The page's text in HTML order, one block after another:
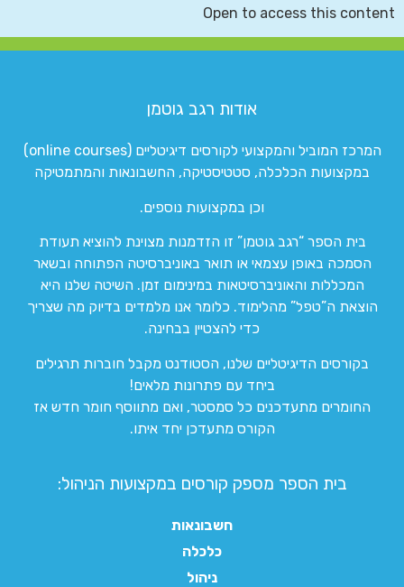
Open to access this content
אודות רגב גוטמן
המרכז המוביל והמקצועי לקורסים דיגיטליים (online courses)
במקצועות הכלכלה, סטטיסטיקה, החשבונאות והמתמטיקה
וכן במקצועות נוספים.
בית הספר “רגב גוטמן” זו הזדמנות מצוינת להוציא תעודת
הסמכה באופן עצמאי או תואר באוניברסיטה הפתוחה ובשאר
המכללות והאוניברסיטאות במינימום זמן. השיטה שלנו היא
הוצאת ה”טפל” מהלימוד. כלומר אנו מלמדים בדיוק מה שצריך
כדי להצטיין בבחינה.
בקורסים הדיגיטליים שלנו, הסטודנט מקבל חוברות תרגילים
ביחד עם פתרונות מלאים!
החומרים מתעדכנים כל סמסטר, ואם מתווסף חומר חדש אז
הקורס מתעדכן יחד איתו.
בית הספר מספק קורסים במקצועות הניהול:
חשבונאות
כלכלה
ניהול